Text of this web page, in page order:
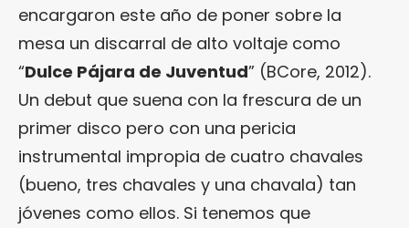
encargaron este año de poner sobre la
mesa un discarral de alto voltaje como
“Dulce Pájara de Juventud” (BCore, 2012).
Un debut que suena con la frescura de un
primer disco pero con una pericia
instrumental impropia de cuatro chavales
(bueno, tres chavales y una chavala) tan
jóvenes como ellos. Si tenemos que